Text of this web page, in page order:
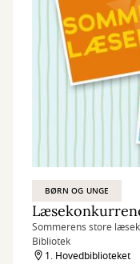
BØRN OG UNGE
Sommerens store
Bibliotek
1. Hovedbiblioteket